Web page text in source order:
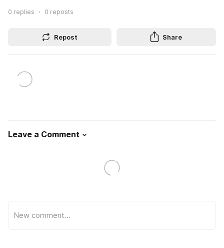
0 replies 0 reposts
Repost Share
Leave a Comment